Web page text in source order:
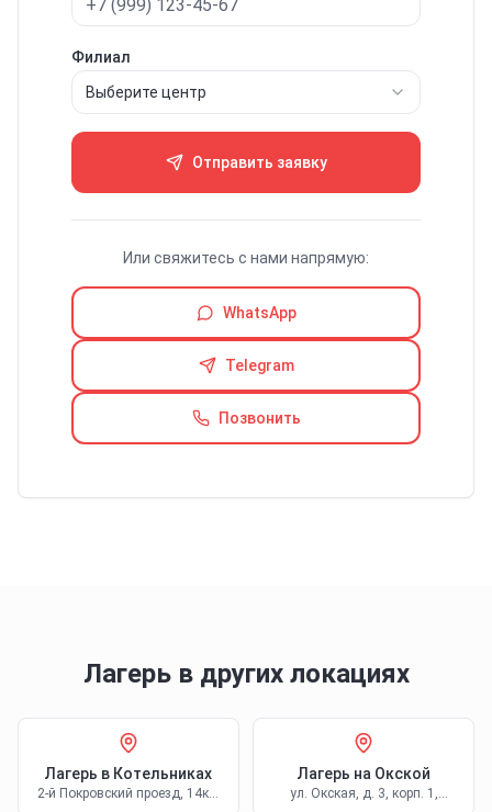
Филиал
Выберите центр
Отправить заявку
Или свяжитесь с нами напрямую:
WhatsApp
Telegram
Позвонить
Лагерь в других локациях
Лагерь в Котельниках
2-й Покровский проезд, 14к2,
Лагерь на Окской
ул. Окская, д. 3, корп. 1,